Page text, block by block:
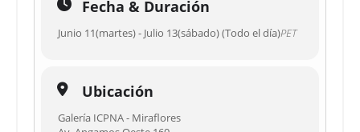
Fecha & Duración
Junio 11(martes) - Julio 13(sábado) (Todo el día)PET
Ubicación
Galería ICPNA - Miraflores